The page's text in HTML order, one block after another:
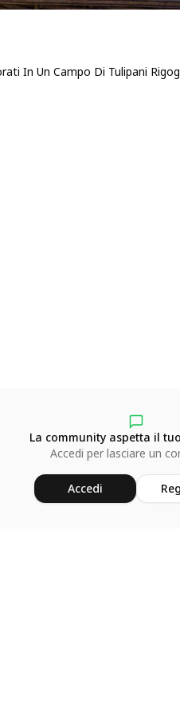
In Un Campo Di Tulipani
La community aspetta il
Accedi per lasciare un
Accedi